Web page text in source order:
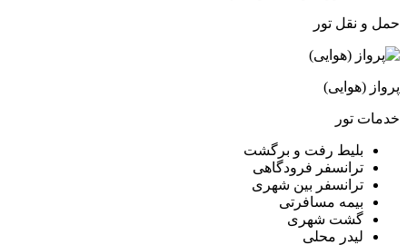
حمل و نقل تور
پرواز (هوایی)
خدمات تور
بلیط رفت و برگشت
ترانسفر فرودگاهی
ترانسفر بین شهری
بیمه مسافرتی
گشت شهری
لیدر محلی